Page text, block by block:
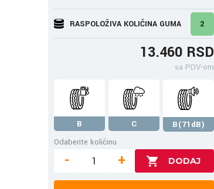
RASPOLOŽIVA KOLIČINA GUMA 2
13.460 RSD
sa PDV-om
B C
B(71dB)
Odaberite količinu
- +